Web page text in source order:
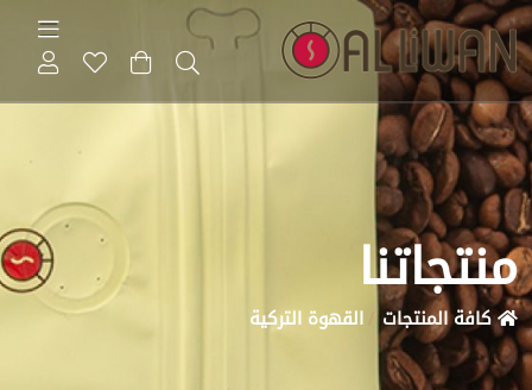
منتجاتنا
كافة المنتجات القهوة التركية